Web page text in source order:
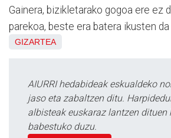
Gainera, bizikletarako gogoa ere ez
parekoa, beste era batera ikusten da
GIZARTEA
AIURRI hedabideak eskualdeko
jaso eta zabaltzen ditu.
albisteak euskaraz lantzen dituen
babestuko duzu.